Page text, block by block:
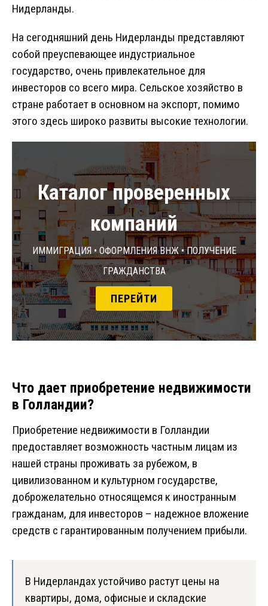
Нидерланды.
На сегодняшний день Нидерланды представляют
собой преуспевающее индустриальное
государство, очень привлекательное для
инвесторов со всего мира. Сельское хозяйство в
стране работает в основном на экспорт, помимо
этого здесь широко развиты высокие технологии.
Каталог проверенных
компаний
Иммиграция • Оформления ВНЖ • Получение
гражданства
ПЕРЕЙТИ
Что дает приобретение недвижимости
в Голландии?
Приобретение недвижимости в Голландии
предоставляет возможность частным лицам из
нашей страны проживать за рубежом, в
цивилизованном и культурном государстве,
доброжелательно относящемся к иностранным
гражданам, для инвесторов – надежное вложение
средств с гарантированным получением прибыли.
В Нидерландах устойчиво растут цены на
квартиры, дома, офисные и складские